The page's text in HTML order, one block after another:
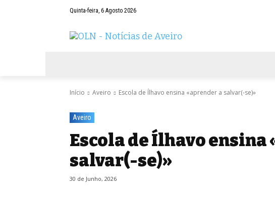
Quinta-feira, 6 Agosto 2026
Início Aveiro Escola de Ílhavo ensina «aprender a salvar(-se)»
Aveiro
Escola de Ílhavo ensina
salvar(-se)»
30 de Junho, 2026